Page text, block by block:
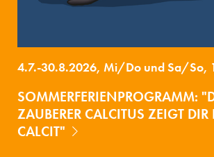
4.7.-30.8.2026, Mi/Do und Sa/So,
SOMMERFERIENPROGRAMM:
ZAUBERER CALCITUS ZEIGT DIR
CALCIT"